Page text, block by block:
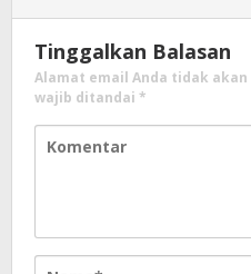
Tinggalkan Balasan
Alamat email Anda tidak
wajib ditandai *